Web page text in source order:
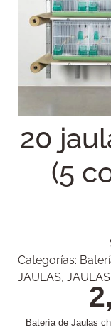
20
(5
Categorías:
JAULAS, JAULAS
Batería de Jaulas